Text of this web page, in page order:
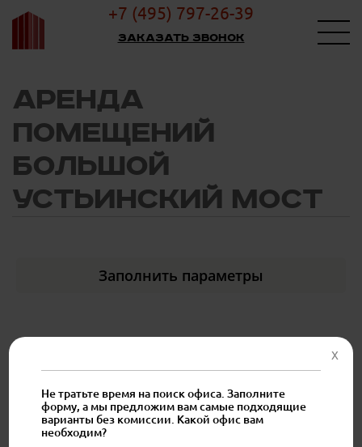
+7 (495) 797-26-39
Заказать звонок
АРЕНДА
ПОМЕЩЕНИЙ
БОЛЬШОЙ
УСТЬИНСКИЙ МОСТ
Заполнить параметры
X
Не тратьте время на поиск офиса. Заполните
форму, а мы предложим вам самые подходящие
варианты без комиссии. Какой офис вам
необходим?